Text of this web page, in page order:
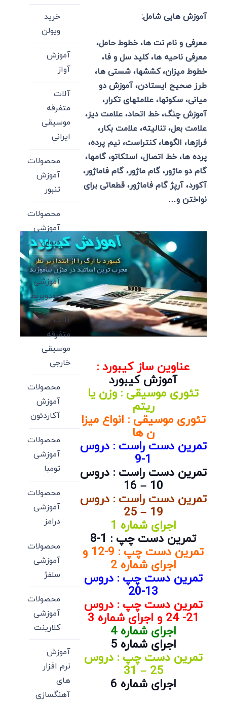
آموزش هایی شامل:
معرفی و نام نت ها، خطوط حامل،
معرفی ناحیه ها، کلید سل و فا،
خطوط میزان، کششها، شستی ها،
طرز صحیح ایستادن، آموزش دو
میانی، سکوتها، علامتهای تکرار،
آموزش چنگ، خط اتحاد، علامت دیز،
علامت بعل، تنالیته، علامت بکار،
فرازها، الگوها، کنتراست، نیم پرده،
پرده ها، خط اتصال، استکاتو، گامها،
گام دو ماژور، گام ماژور، گام فاماژور،
آکورد، آرپژ گام فاماژور، قطعاتی برای
نواختن و…
عناوین ساز کیبورد :
آموزش کیبورد
تئوری موسیقی : وزن یا
ریتم
تئوری موسیقی : انواع میزا
ن ها
تمرین دست راست : دروس
1-9
تمرین دست راست : دروس
10 – 16
تمرین دست راست : دروس
19 – 25
اجرای شماره 1
تمرین دست چپ : 1-8
تمرین دست چپ : 9-12 و
اجرای شماره 2
تمرین دست چپ : دروس
13-20
تمرین دست چپ : دروس
21- 24 و اجرای شماره 3
اجرای شماره 4
اجرای شماره 5
تمرین دست چپ : دروس
25 – 31
اجرای شماره 6
خرید
ویولن
آموزش
آواز
آلات
متفرقه
موسیقی
ایرانی
محصولات
آموزش
تنبور
محصولات
آموزشی
دیوان
محصولات
آموزشی
عودوبربط
آلات
متفرقه
موسیقی
خارجی
محصولات
آموزش
آکاردئون
محصولات
آموزشی
تومبا
محصولات
آموزشی
درامز
محصولات
آموزشی
سلفژ
محصولات
آموزشی
کلارینت
آموزش
نرم افزار
های
آهنگسازی